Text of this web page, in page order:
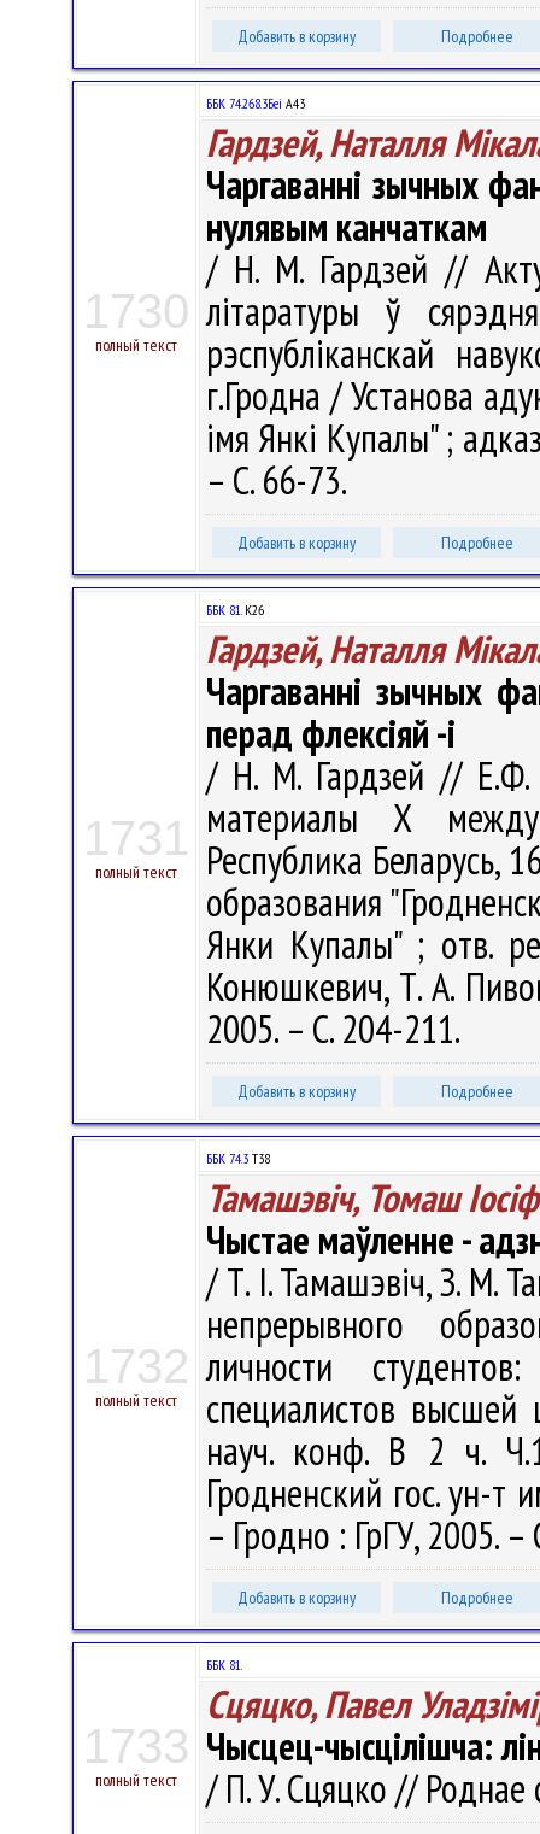
Добавить в корзину Подробнее
1730
полный текст
ББК 74.268.3Беі А43
Гардзей, Наталля
Чаргаванні зычных
нулявым канчаткам
/ Н. М. Гардзей //
літаратуры ў
рэспубліканскай
г.Гродна / Установа
імя Янкі Купалы" ;
– С. 66-73.
Добавить в корзину Подробнее
1731
полный текст
ББК 81.К26
Гардзей, Наталля
Чаргаванні зычных
перад флексіяй -і
/ Н. М. Гардзей // Е.Ф.
материалы Х
Республика Беларусь,
образования
Янки Купалы" ; отв.
Конюшкевич, Т. А.
2005. – С. 204-211.
Добавить в корзину Подробнее
1732
полный текст
ББК 74.3 Т38
Тамашэвіч, Томаш
Чыстае маўленне -
/ Т. І. Тамашэвіч, З. М.
непрерывного
личности
специалистов
науч. конф. В 2 ч.
Гродненский гос. ун-т
– Гродно : ГрГУ, 2005.
Добавить в корзину Подробнее
1733
полный текст
ББК 81.
Сцяцко, Павел
Чысцец-чысцілішча:
/ П. У. Сцяцко // Роднае